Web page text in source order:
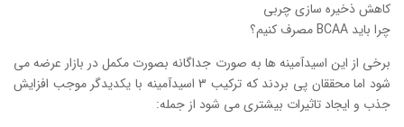
کاهش ذخیره سازی چربی
چرا باید BCAA مصرف کنیم؟
برخی از این اسیدآمینه ها به صورت جداگانه بصورت مکمل در بازار عرضه می
شود اما محققان پی بردند که ترکیب 3 اسیدآمینه با یکدیدگر موجب افزایش
جذب و ایجاد تاثیرات بیشتری می شود از جمله: